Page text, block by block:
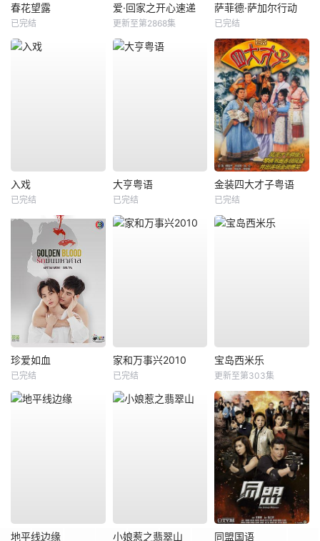
春花望露
已完结
爱·回家之开心速递
更新至第2868集
萨菲德·萨加尔行动
已完结
入戏
已完结
大亨粤语
已完结
金装四大才子粤语
已完结
珍爱如血
已完结
家和万事兴2010
已完结
宝岛西米乐
更新至第303集
地平线边缘 小娘惹之翡翠山 同盟国语